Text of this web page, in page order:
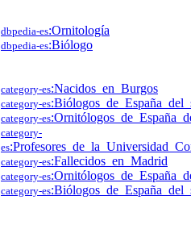
dbpedia-es:Ornitología
dbpedia-es:Biólogo
category-es:Nacidos_en_Burgos
category-es
category-es
category-
es
category-es:Fallecidos_en_Madrid
category-es
category-es